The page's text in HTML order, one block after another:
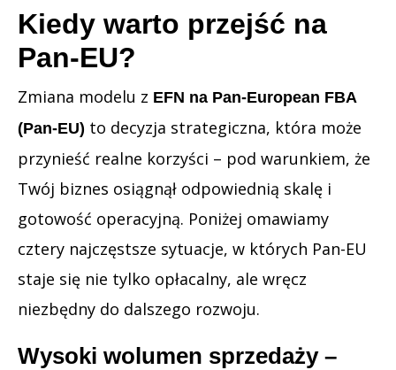
Kiedy warto przejść na
Pan-EU?
Zmiana modelu z EFN na Pan-European FBA
(Pan-EU) to decyzja strategiczna, która może
przynieść realne korzyści – pod warunkiem, że
Twój biznes osiągnął odpowiednią skalę i
gotowość operacyjną. Poniżej omawiamy
cztery najczęstsze sytuacje, w których Pan-EU
staje się nie tylko opłacalny, ale wręcz
niezbędny do dalszego rozwoju.
Wysoki wolumen sprzedaży –